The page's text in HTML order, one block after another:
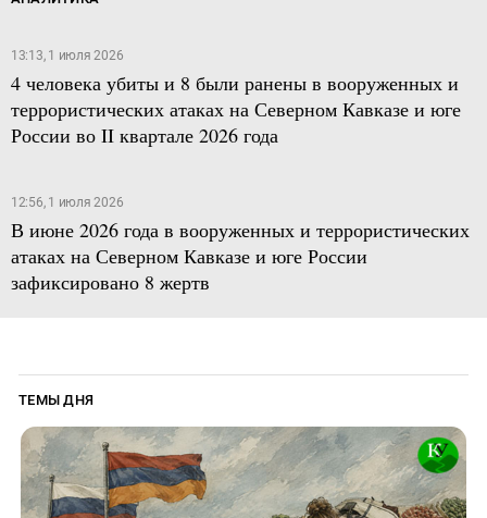
13:13, 1 июля 2026
4 человека убиты и 8 были ранены в вооруженных и
террористических атаках на Северном Кавказе и юге
России во II квартале 2026 года
12:56, 1 июля 2026
В июне 2026 года в вооруженных и террористических
атаках на Северном Кавказе и юге России
зафиксировано 8 жертв
ТЕМЫ ДНЯ